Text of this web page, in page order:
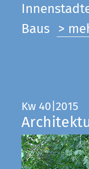
Baus
>
Kw 40|2015